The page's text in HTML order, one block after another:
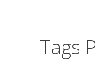
Tags